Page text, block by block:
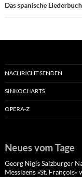
Das spanische Liederbuch
NACHRICHT SENDEN
SINKOCHARTS
OPERA-Z
Neues vom Tage
Georg Nigls Salzburger
Messiaens »St.